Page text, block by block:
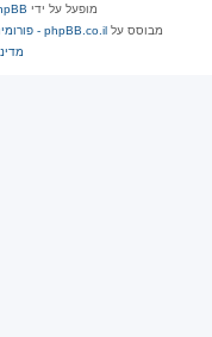
מופעל על ידי
מבוסס עלphpBB.co.il - פורומים בעברית